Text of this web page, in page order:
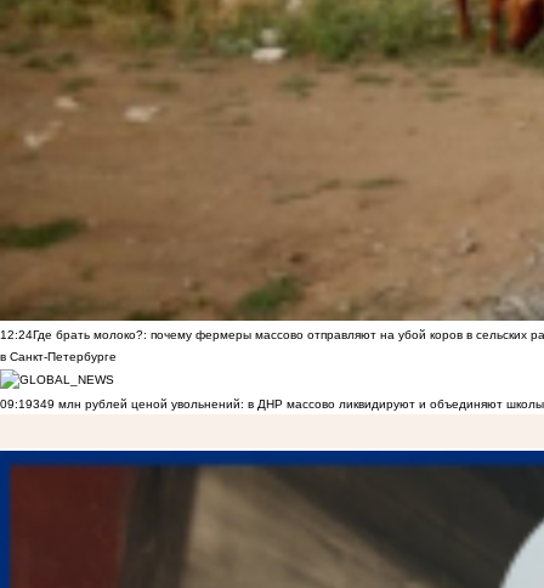
12:24Где брать молоко?: почему фермеры массово отправляют на убой коров в сельских
в Санкт-Петербурге
09:19349 млн рублей ценой увольнений: в ДНР массово ликвидируют и объединяют